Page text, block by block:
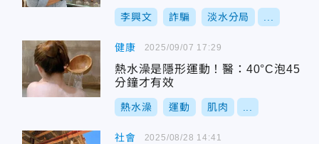
李興文 詐騙 淡水分局
健康
熱水澡是隱形運動！醫：40°C泡45
分鐘才有效
熱水澡 運動 肌肉
2025/09/07 17:29
社會 2025/08/28 14:41